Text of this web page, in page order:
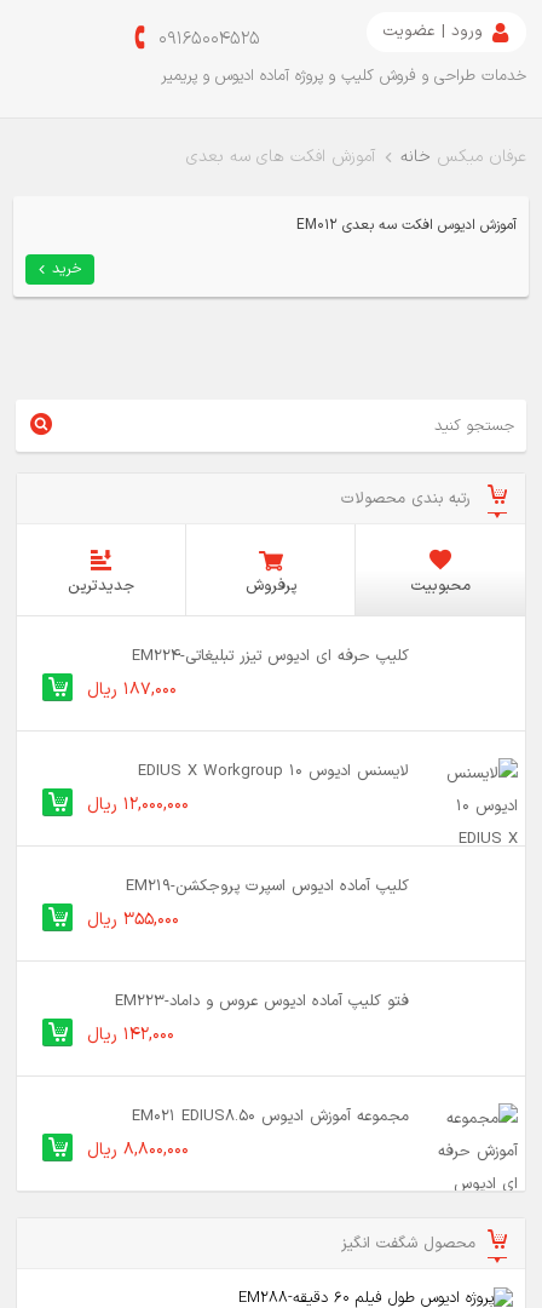
ورود | عضویت 09165004525
خدمات طراحی و فروش کلیپ و پروژه آماده ادیوس و پریمیر
عرفان میکس خانه آموزش افکت های سه بعدی
آموزش ادیوس افکت سه بعدی EM012
خرید
رتبه بندی محصولات
محبوبیت پرفروش جدیدترین
کلیپ حرفه ای ادیوس تیزر تبلیغاتی-EM224
187,000 ریال
لایسنس ادیوس 10 EDIUS X Workgroup
12,000,000 ریال
کلیپ آماده ادیوس اسپرت پروجکشن-EM219
355,000 ریال
فتو کلیپ آماده ادیوس عروس و داماد-EM223
142,000 ریال
مجموعه آموزش ادیوس EM021 EDIUS8.50
8,800,000 ریال
محصول شگفت انگیز